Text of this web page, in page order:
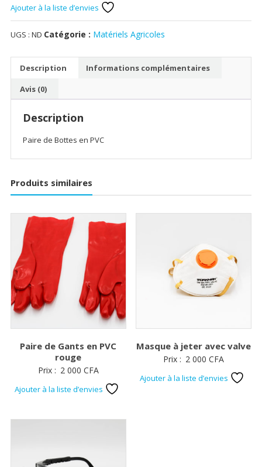
Paire
de
Bottes
Ajouter à la liste d’envies
UGS : ND Catégorie : Matériels Agricoles
Description
Informations complémentaires
Avis (0)
Description
Paire de Bottes en PVC
Produits similaires
Paire de Gants en PVC
rouge
Prix : 2 000 CFA
Ajouter à la liste d’envies
Masque à jeter avec valve
Prix : 2 000CFA
Ajouter à la liste d’envies